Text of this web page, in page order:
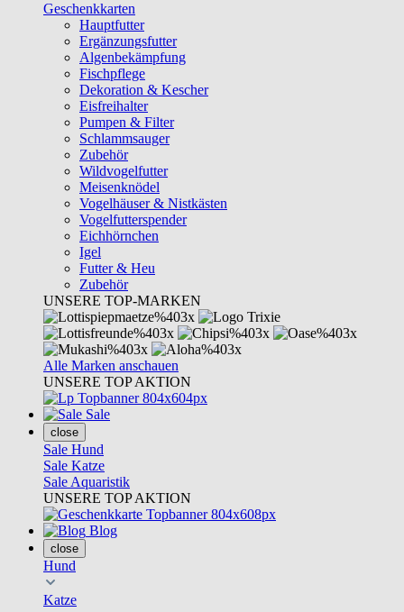
Geschenkkarten
Hauptfutter
Ergänzungsfutter
Algenbekämpfung
Fischpflege
Dekoration & Kescher
Eisfreihalter
Pumpen & Filter
Schlammsauger
Zubehör
Wildvogelfutter
Meisenknödel
Vogelhäuser & Nistkästen
Vogelfutterspender
Eichhörnchen
Igel
Futter & Heu
Zubehör
UNSERE TOP-MARKEN
Alle Marken anschauen
UNSERE TOP AKTION
Sale
close
Sale Hund
Sale Katze
Sale Aquaristik
UNSERE TOP AKTION
Blog
close
Hund
Katze